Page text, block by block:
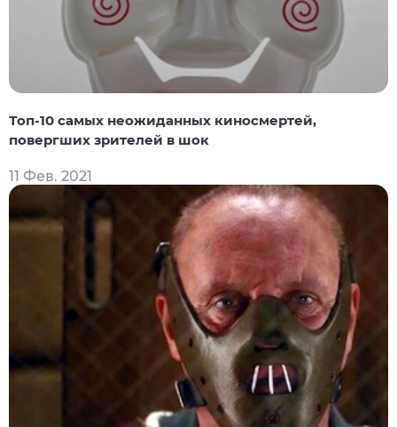
Топ-10 самых неожиданных киносмертей,
повергших зрителей в шок
11 Фев. 2021